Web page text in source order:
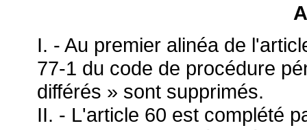
I. - Au premier alinéa de
77-1 du code de procédure
différés » sont supprimés.
II. - L'article 60 est complété